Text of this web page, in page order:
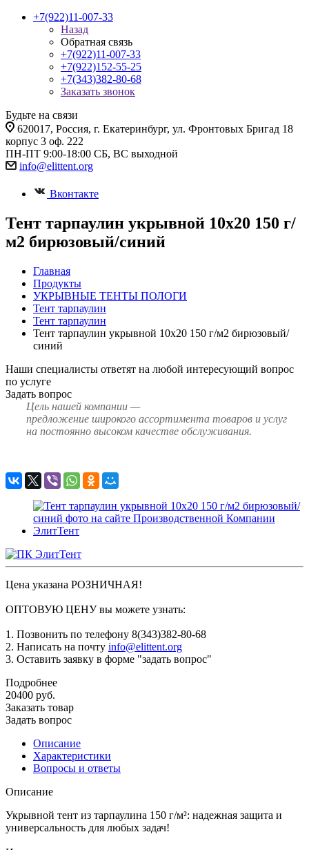
+7(922)11-007-33
Назад
Обратная связь
+7(922)11-007-33
+7(922)152-55-25
+7(343)382-80-68
Заказать звонок
Будьте на связи
620017, Россия, г. Екатеринбург, ул. Фронтовых Бригад 18
корпус 3 оф. 222
ПН-ПТ 9:00-18:00 СБ, ВС выходной
info@elittent.org
Вконтакте
Тент тарпаулин укрывной 10х20 150 г/
м2 бирюзовый/синий
Главная
Продукты
УКРЫВНЫЕ ТЕНТЫ ПОЛОГИ
Тент тарпаулин
Тент тарпаулин
Тент тарпаулин укрывной 10х20 150 г/м2 бирюзовый/
синий
Наши специалисты ответят на любой интересующий вопрос
по услуге
Задать вопрос
Цель нашей компании —
предложение широкого ассортимента товаров и услуг
на постоянно высоком качестве обслуживания.
Цена указана РОЗНИЧНАЯ!
ОПТОВУЮ ЦЕНУ вы можете узнать:
1. Позвонить по телефону 8(343)382-80-68
2. Написать на почту info@elittent.org
3. Оставить заявку в форме "задать вопрос"
Подробнее
20400 руб.
Заказать товар
Задать вопрос
Описание
Характеристики
Вопросы и ответы
Описание
Укрывной тент из тарпаулина 150 г/м²: надежная защита и
универсальность для любых задач!